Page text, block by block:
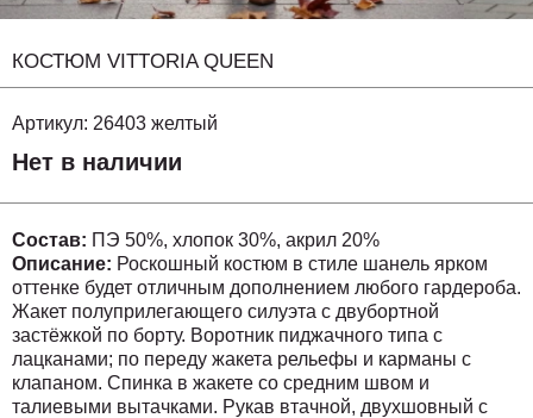
КОСТЮМ VITTORIA QUEEN
Артикул: 26403 желтый
Нет в наличии
Состав: ПЭ 50%, хлопок 30%, акрил 20%
Описание: Роскошный костюм в стиле шанель ярком
оттенке будет отличным дополнением любого гардероба.
Жакет полуприлегающего силуэта с двубортной
застёжкой по борту. Воротник пиджачного типа с
лацканами; по переду жакета рельефы и карманы с
клапаном. Спинка в жакете со средним швом и
талиевыми вытачками. Рукав втачной, двухшовный с